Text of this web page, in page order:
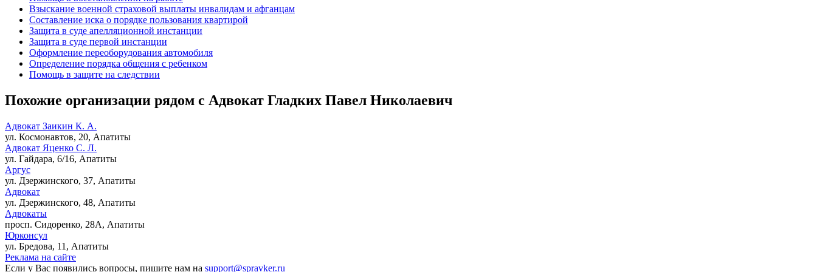
Взыскание военной страховой выплаты инвалидам и афганцам
Составление иска о порядке пользования квартирой
Защита в суде апелляционной инстанции
Защита в суде первой инстанции
Оформление переоборудования автомобиля
Определение порядка общения с ребенком
Помощь в защите на следствии
Похожие организации рядом с Адвокат Гладких Павел Николаевич
Адвокат Заикин К. А.
ул. Космонавтов, 20, Апатиты
Адвокат Яценко С. Л.
ул. Гайдара, 6/16, Апатиты
Аргус
ул. Дзержинского, 37, Апатиты
Адвокат
ул. Дзержинского, 48, Апатиты
Адвокаты
просп. Сидоренко, 28А, Апатиты
Юрконсул
ул. Бредова, 11, Апатиты
Реклама на сайте
Если у Вас появились вопросы, пишите нам на support@spravker.ru